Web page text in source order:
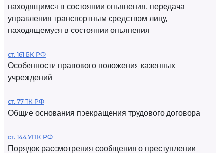
находящимся в состоянии опьянения, передача
управления транспортным средством лицу,
находящемуся в состоянии опьянения
ст. 161 БК РФ
Особенности правового положения казенных
учреждений
ст. 77 ТК РФ
Общие основания прекращения трудового договора
ст. 144 УПК РФ
Порядок рассмотрения сообщения о преступлении